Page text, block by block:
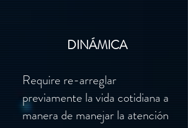
DINÁMICA
Require re-arreglar
previamente la vida cotidiana a
manera de manejar la atención